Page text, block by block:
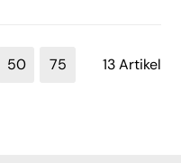
13 Artikel
50 75